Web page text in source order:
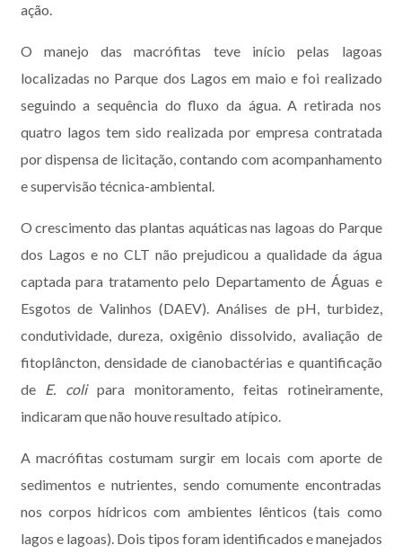
ação.
O manejo das macrófitas teve início pelas lagoas
localizadas no Parque dos Lagos em maio e foi realizado
seguindo a sequência do fluxo da água. A retirada nos
quatro lagos tem sido realizada por empresa contratada
por dispensa de licitação, contando com acompanhamento
e supervisão técnica-ambiental.
O crescimento das plantas aquáticas nas lagoas do Parque
dos Lagos e no CLT não prejudicou a qualidade da água
captada para tratamento pelo Departamento de Águas e
Esgotos de Valinhos (DAEV). Análises de pH, turbidez,
condutividade, dureza, oxigênio dissolvido, avaliação de
fitoplâncton, densidade de cianobactérias e quantificação
de E. colipara monitoramento, feitas rotineiramente,
indicaram que não houve resultado atípico.
A macrófitas costumam surgir em locais com aporte de
sedimentos e nutrientes, sendo comumente encontradas
nos corpos hídricos com ambientes lênticos (tais como
lagos e lagoas). Dois tipos foram identificados e manejados